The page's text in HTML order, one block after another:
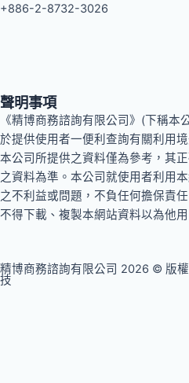
+886-2-8732-3026
聲明事項
《精博商務諮詢有限公司》(下稱本
於提供使用者一便利查詢有關利用
本公司所提供之資料僅為參考，其
之資料為準。本公司就使用者利用
之不利益或問題，不負任何擔保責
不得下載、複製本網站資料以為他用
精博商務諮詢有限公司 2026 © 版
技